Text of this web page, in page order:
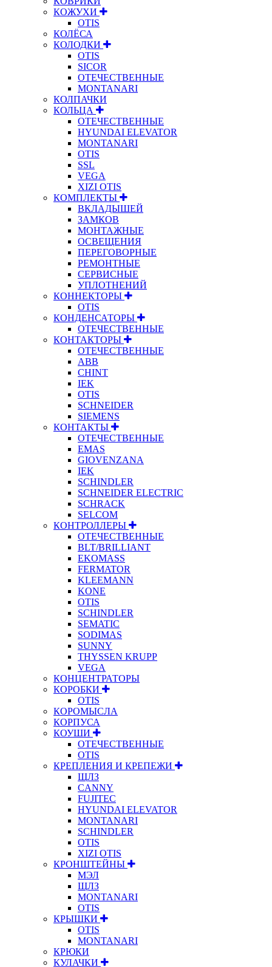
КОЖУХИ
OTIS
КОЛЁСА
КОЛОДКИ
OTIS
SICOR
ОТЕЧЕСТВЕННЫЕ
MONTANARI
КОЛПАЧКИ
КОЛЬЦА
ОТЕЧЕСТВЕННЫЕ
HYUNDAI ELEVATOR
MONTANARI
OTIS
SSL
VEGA
XIZI OTIS
КОМПЛЕКТЫ
ВКЛАДЫШЕЙ
ЗАМКОВ
МОНТАЖНЫЕ
ОСВЕЩЕНИЯ
ПЕРЕГОВОРНЫЕ
РЕМОНТНЫЕ
СЕРВИСНЫЕ
УПЛОТНЕНИЙ
КОННЕКТОРЫ
OTIS
КОНДЕНСАТОРЫ
ОТЕЧЕСТВЕННЫЕ
КОНТАКТОРЫ
ОТЕЧЕСТВЕННЫЕ
ABB
CHINT
IEK
OTIS
SCHNEIDER
SIEMENS
КОНТАКТЫ
ОТЕЧЕСТВЕННЫЕ
EMAS
GIOVENZANA
IEK
SCHINDLER
SCHNEIDER ELECTRIC
SCHRACK
SELCOM
КОНТРОЛЛЕРЫ
ОТЕЧЕСТВЕННЫЕ
BLT/BRILLIANT
EKOMASS
FERMATOR
KLEEMANN
KONE
OTIS
SCHINDLER
SEMATIC
SODIMAS
SUNNY
THYSSEN KRUPP
VEGA
КОНЦЕНТРАТОРЫ
КОРОБКИ
OTIS
КОРОМЫСЛА
КОРПУСА
КОУШИ
ОТЕЧЕСТВЕННЫЕ
OTIS
КРЕПЛЕНИЯ И КРЕПЕЖИ
ЩЛЗ
CANNY
FUJITEC
HYUNDAI ELEVATOR
MONTANARI
SCHINDLER
OTIS
XIZI OTIS
КРОНШТЕЙНЫ
МЭЛ
ЩЛЗ
MONTANARI
OTIS
КРЫШКИ
OTIS
MONTANARI
КРЮКИ
КУЛАЧКИ